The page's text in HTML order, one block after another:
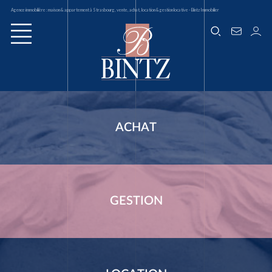
Agence immobilière : maison & appartement à Strasbourg, vente, achat, location & gestion locative - Bintz Immobilier
ACHAT
GESTION